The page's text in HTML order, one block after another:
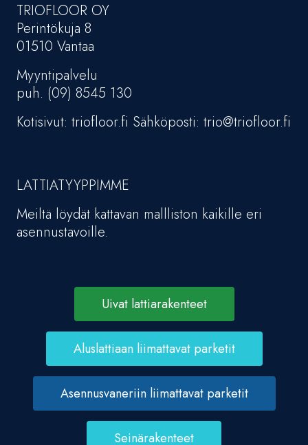
TRIOFLOOR OY
Perintökuja 8
01510 Vantaa
Myyntipalvelu
puh. (09) 8545 130
Kotisivut: triofloor.fi Sähköposti: trio@triofloor.fi
LATTIATYYPPIMME
Meiltä löydät kattavan mallliston kaikille eri
asennustavoille.
Uivat lattiarakenteet
Aluslattiaan liimattavat parketit
Asennusvaneriin liimattavat parketit
Seinärakenteet